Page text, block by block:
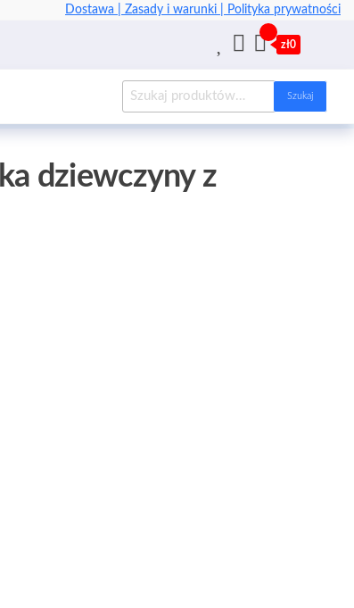
Dostawa | Zasady i warunki | Polityka prywatności
zł0
Szukaj
dziewczyny z